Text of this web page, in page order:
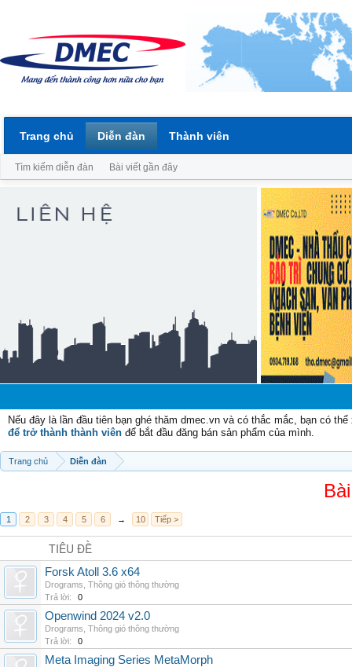
Nếu đây là lần đầu tiên bạn ghé thăm dmec.vn và có thắc mắc, bạn có
để trở thành thành viên để bắt đầu đăng bán sản phẩm của mình.
Trang chủ Diễn đàn
1 2 3 4 5 6 → 10 Tiếp >
TIÊU ĐỀ
Forsk Atoll 3.6 x64
Drograms Thông gió thông thường
Trả lời:
0
Openwind 2024 v2.0
Drograms Thông gió thông thường
Trả lời:
0
Meta Imaging Series MetaMorph
Trang chủ Diễn đàn
Tìm kiếm diễn đàn Bài viết gần đây
Thành viên